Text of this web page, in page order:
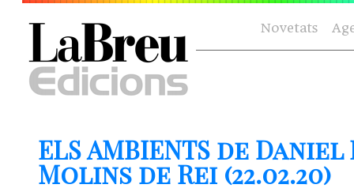
Novetats
ELS AMBIENTS de
Molins de Rei (22.02.20)